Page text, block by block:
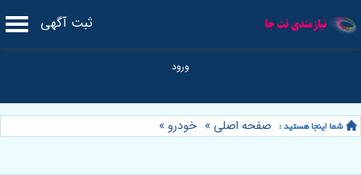
ثبت آگهی
صفحه اصلی » خودرو »